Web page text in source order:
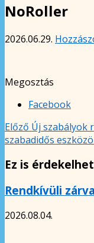
NoRoller
2026.06.29.
Megosztás
Facebook
Előző Új szabályok
szabadidős
Ez is
Rendkívüli
2026.08.04.